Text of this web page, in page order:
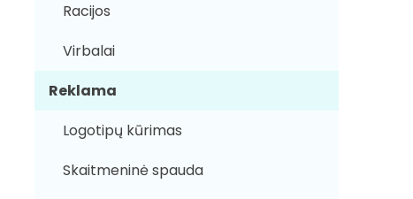
Racijos
Virbalai
Reklama
Logotipų kūrimas
Skaitmeninė spauda